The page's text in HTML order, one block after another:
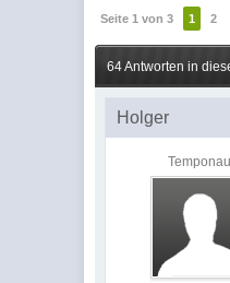
Seite 1 von 3 1 2
64 Antworten in
Holger